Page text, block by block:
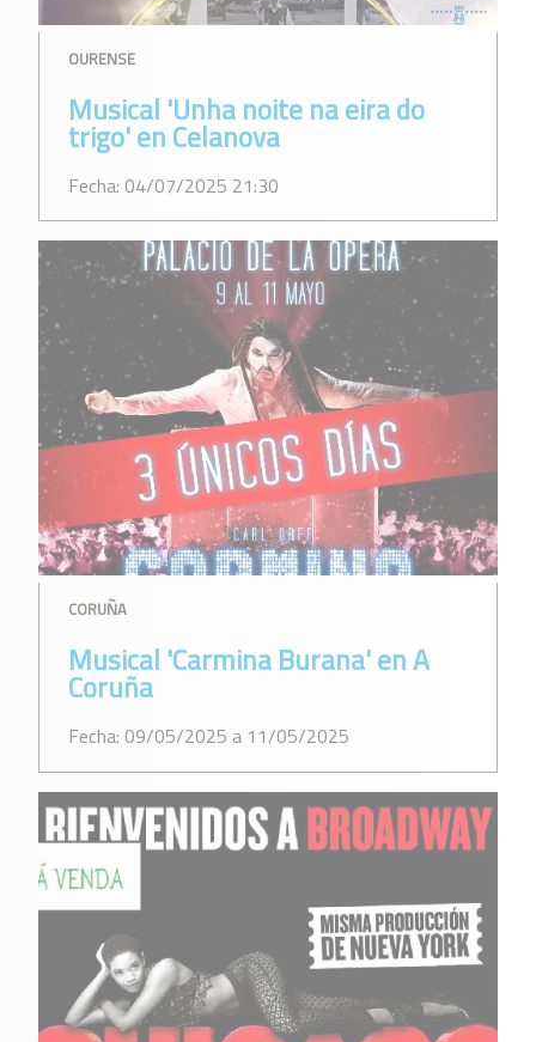
OURENSE
Musical 'Unha noite na eira do
trigo' en Celanova
Fecha: 04/07/2025 21:30
CORUÑA
Musical 'Carmina Burana' en A
Coruña
Fecha: 09/05/2025 a 11/05/2025